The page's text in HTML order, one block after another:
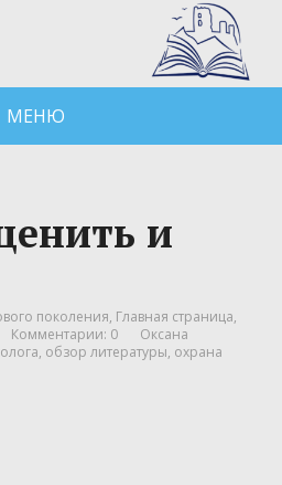
МЕНЮ
и
поколения, Главная страница,
Комментарии: 0
Оксана
, обзор литературы, охрана